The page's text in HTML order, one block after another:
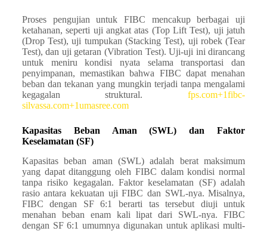
Proses pengujian untuk FIBC mencakup berbagai uji
ketahanan, seperti uji angkat atas (Top Lift Test), uji jatuh
(Drop Test), uji tumpukan (Stacking Test), uji robek (Tear
Test), dan uji getaran (Vibration Test). Uji-uji ini dirancang
untuk meniru kondisi nyata selama transportasi dan
penyimpanan, memastikan bahwa FIBC dapat menahan
beban dan tekanan yang mungkin terjadi tanpa mengalami
kegagalan struktural. ​fps.com+1fibc-
silvassa.com+1umasree.com
Kapasitas Beban Aman (SWL) dan Faktor
Keselamatan (SF)
Kapasitas beban aman (SWL) adalah berat maksimum
yang dapat ditanggung oleh FIBC dalam kondisi normal
tanpa risiko kegagalan. Faktor keselamatan (SF) adalah
rasio antara kekuatan uji FIBC dan SWL-nya. Misalnya,
FIBC dengan SF 6:1 berarti tas tersebut diuji untuk
menahan beban enam kali lipat dari SWL-nya. FIBC
dengan SF 6:1 umumnya digunakan untuk aplikasi multi-